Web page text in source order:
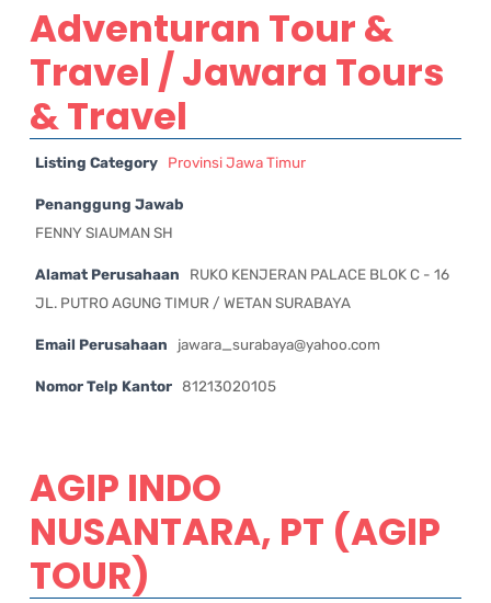
Adventuran Tour &
Travel / Jawara Tours
& Travel
Listing Category Provinsi Jawa Timur
Penanggung Jawab
FENNY SIAUMAN SH
Alamat Perusahaan
RUKO KENJERAN PALACE BLOK C - 16
JL. PUTRO AGUNG TIMUR / WETAN SURABAYA
Email Perusahaan jawara_surabaya@yahoo.com
Nomor Telp Kantor 81213020105
AGIP INDO
NUSANTARA, PT (AGIP
TOUR)